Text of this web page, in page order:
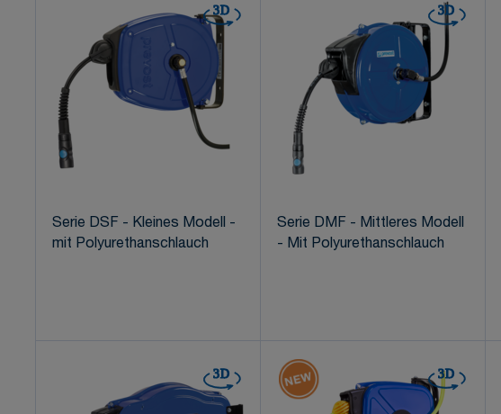
Serie DSF - Kleines Modell -
mit Polyurethanschlauch
3D
Serie DMF - Mittleres Modell
- Mit Polyurethanschlauch
3D
3D 3D